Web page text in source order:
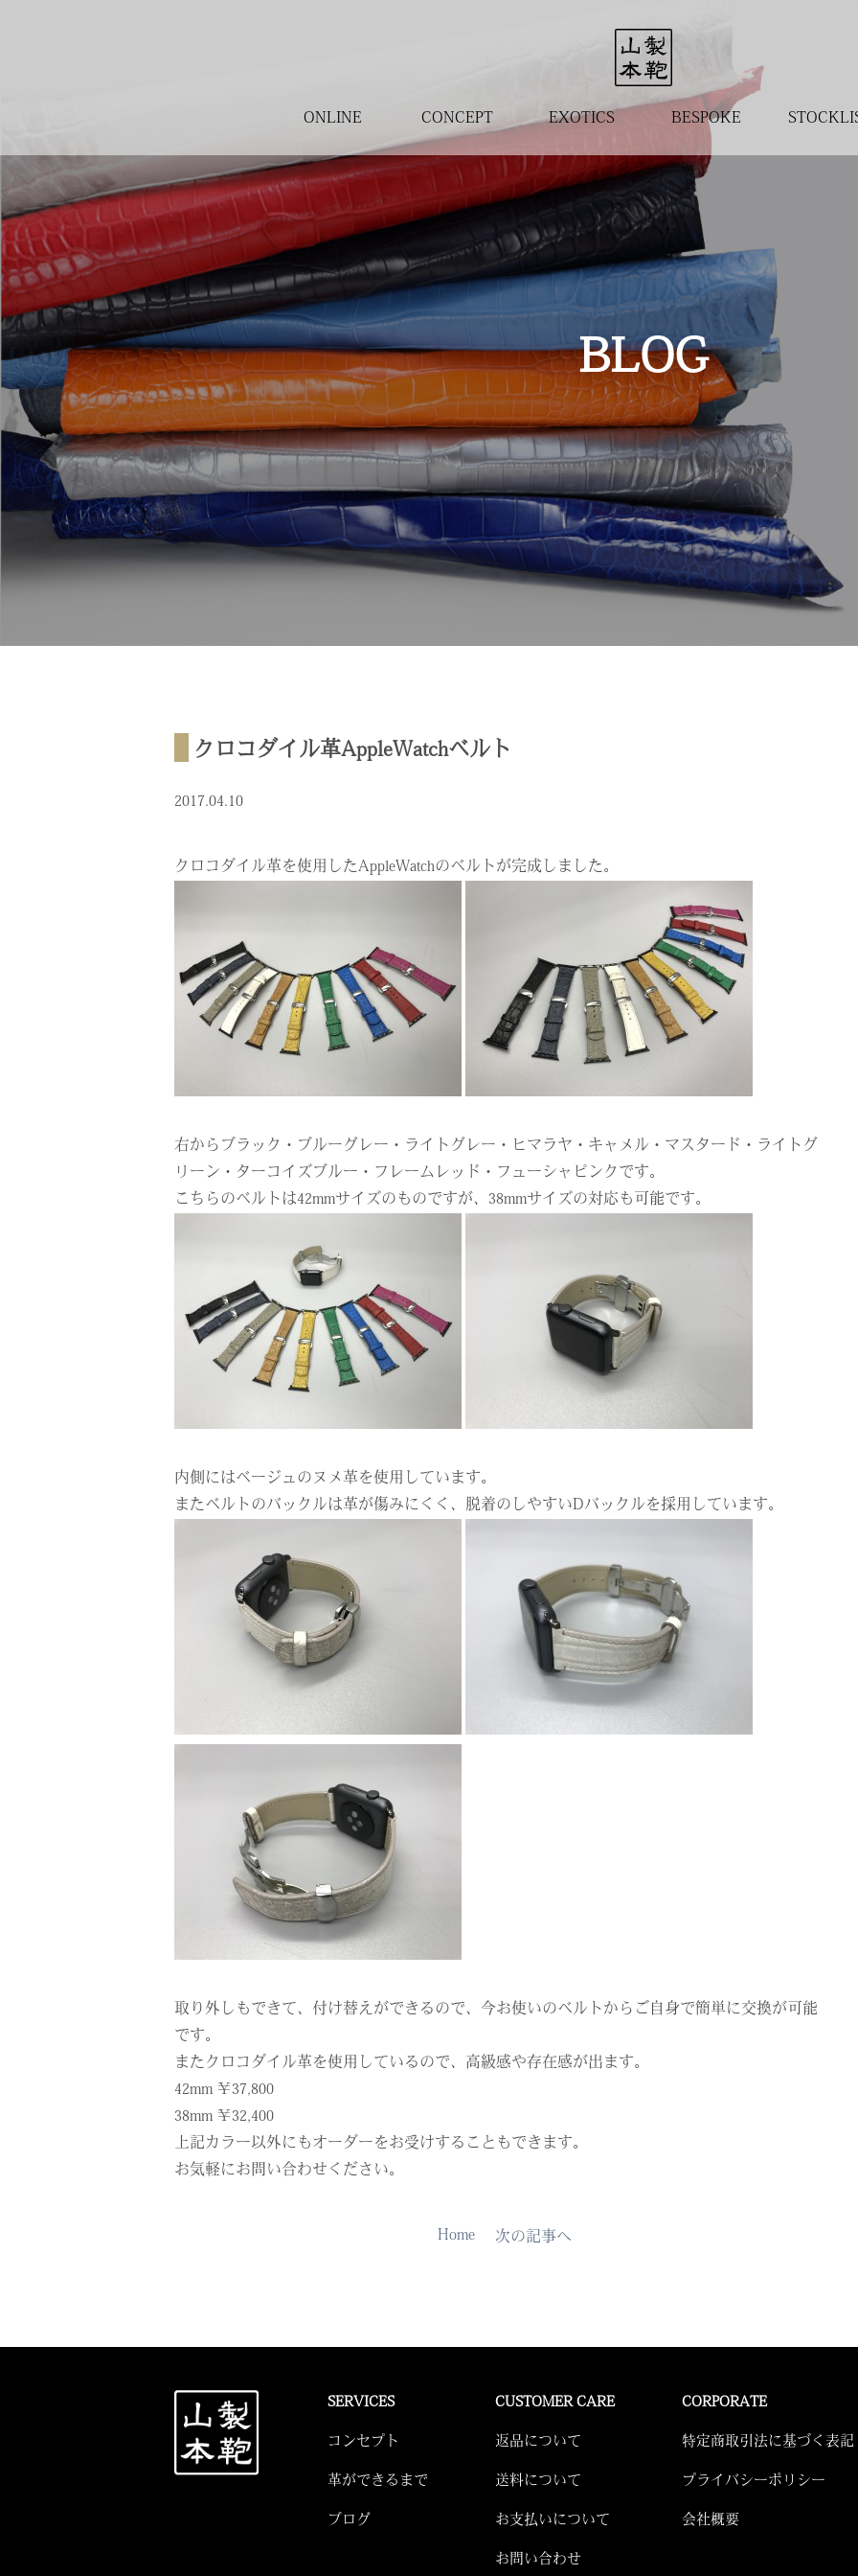
ONLINE CONCEPT EXOTICS BESPOKE
BLOG
クロコダイル革AppleWatchベルト
2017.04.10
クロコダイル革を使用したAppleWatchのベルトが完成しました。
右からブラック・ブルーグレー・ライトグレー・ヒマラヤ・キャメル・マスタード・ライトグ
リーン・ターコイズブルー・フレームレッド・フューシャピンクです。
こちらのベルトは42mmサイズのものですが、38mmサイズの対応も可能です。
内側にはベージュのヌメ革を使用しています。
またベルトのバックルは革が傷みにくく、脱着のしやすいDバックルを採用しています。
取り外しもできて、付け替えができるので、今お使いのベルトからご自身で簡単に交換が可能
です。
またクロコダイル革を使用しているので、高級感や存在感が出ます。
42mm ￥37,800
38mm ￥32,400
上記カラー以外にもオーダーをお受けすることもできます。
お気軽にお問い合わせください。
Home 次の記事へ
SERVICES
コンセプト
革ができるまで
ブログ
CUSTOMER CARE
返品について
送料について
お支払いについて
お問い合わせ
CORPORATE
特定商取引法に基づく表記
プライバシーポリシー
会社概要